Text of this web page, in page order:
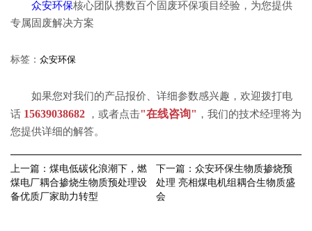
众安环保核心团队携数百个固废环保项目经验，为您提供
专属固废解决方案
标签： 众安环保
如果您对我们的产品报价、详细参数感兴趣，欢迎拨打电
话 15639038682 ，或者点击"在线咨询" ，我们的技术经理将为
您提供详细的解答。
上一篇： 煤电低碳化浪潮下，燃
煤电厂耦合掺烧生物质预处理设
备优质厂家助力转型
下一篇： 众安环保生物质掺烧预
处理 亮相煤电机组耦合生物质盛
会